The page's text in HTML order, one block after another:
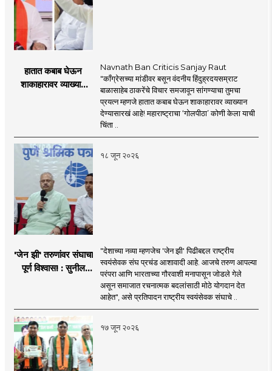
हातात कबाब घेऊन
शाकाहारावर व्याख्यान
Navnath Ban Criticis Sanjay Raut
"काँग्रेसच्या मांडीवर बसून वंदनीय हिंदुह्रदयसम्राट
बाळासाहेब ठाकरेंचे विचार समजावून सांगण्याचा तुमचा
प्रयत्न म्हणजे हातात कबाब घेऊन शाकाहारावर व्याख्यान
देण्यासारखं आहे! महाराष्ट्राचा ‘गोलपीठा’ कोणी केला याची
चिंता ..
१८ जून २०२६
'जेन झी' तरुणांवर संघाचा
पूर्ण विश्वास! : सुनील
"देशाच्या नव्या म्हणजेच 'जेन झी' पिढीबद्दल राष्ट्रीय
स्वयंसेवक संघ प्रचंड आशावादी आहे. आजचे तरुण आपल्या
परंपरा आणि भारताच्या गौरवाशी मनापासून जोडले गेले
असून समाजात रचनात्मक बदलांसाठी मोठे योगदान देत
आहेत", असे प्रतिपादन राष्ट्रीय स्वयंसेवक संघाचे ..
१७ जून २०२६